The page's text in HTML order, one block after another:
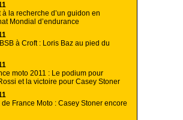
à la recherche d’un guidon en
Mondial d’endurance
à Croft : Loris Baz au pied du
moto 2011 : Le podium pour
et la victoire pour Casey Stoner
France Moto : Casey Stoner encore